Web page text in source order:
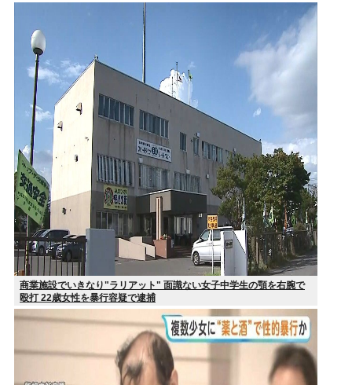
商業施設でいきなり"ラリアット" 面識ない女子中学生の顎を右腕で
殴打 22歳女性を暴行容疑で逮捕